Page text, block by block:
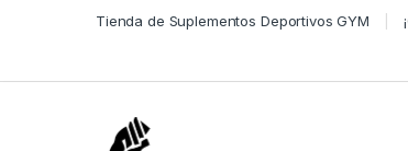
Tienda de Suplementos Deportivos GYM